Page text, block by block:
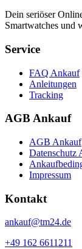
Dein seriöser
Smartwatches und
Service
FAQ Ankauf
Anleitungen
Tracking
AGB Ankauf
AGB Ankauf
Datenschutz
Impressum
Kontakt
ankauf@tm24.de
+49 162 6611211